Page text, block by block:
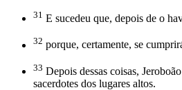
31 E sucedeu que, depois de o
32 porque, certamente, se
33 Depois dessas coisas,
sacerdotes dos lugares altos.